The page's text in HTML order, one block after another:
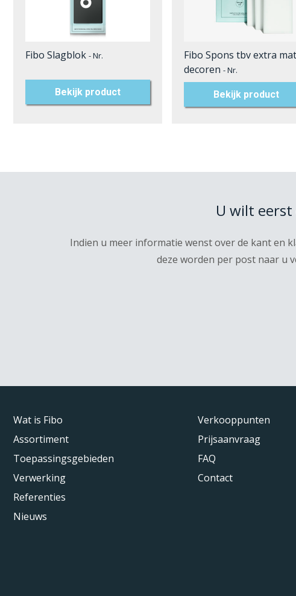
Fibo Slagblok - Nr.
Bekijk product
Fibo Spons tbv extra
decoren- Nr.
Bekijk product
U wilt eerst
Indien u meer informatie wenst over de kant en
deze worden per post naar u
Wat is Fibo
Assortiment
Toepassingsgebieden
Verwerking
Referenties
Nieuws
Verkooppunten
Prijsaanvraag
FAQ
Contact